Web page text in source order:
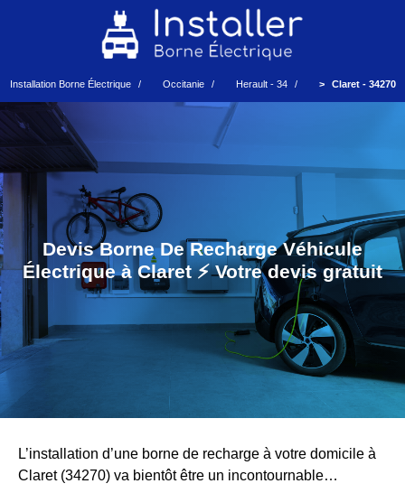
Installation Borne Électrique Occitanie Herault - 34 Claret - 34270
Devis Borne De Recharge Véhicule
Électrique à Claret ⚡️ Votre devis gratuit
L’installation d’une borne de recharge à votre domicile à
Claret (34270) va bientôt être un incontournable…